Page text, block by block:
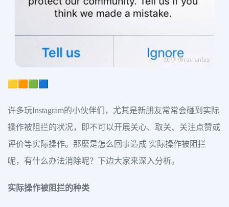
🟨🟧🟩🟦
许多玩Instagram的小伙伴们，尤其是新朋友常常会碰到实际
操作被阻拦的状况，即不可以开展关心、取关、关注点赞或
评价等实际操作。那麼是怎么回事造成 实际操作被阻拦
呢，有什么办法消除呢？下边大家来深入分析。
实际操作被阻拦的种类